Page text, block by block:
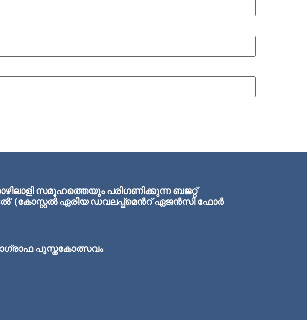
സമൂഹത്തെയും പരിഗണിക്കുന്ന ബജറ്റ്
(കോസ്റ്റല്‍ ഏരിയ ഡവലപ്പ്മെന്‍റ് ഏജന്‍സി ഫോര്‍
പുസ്തകോത്സവം